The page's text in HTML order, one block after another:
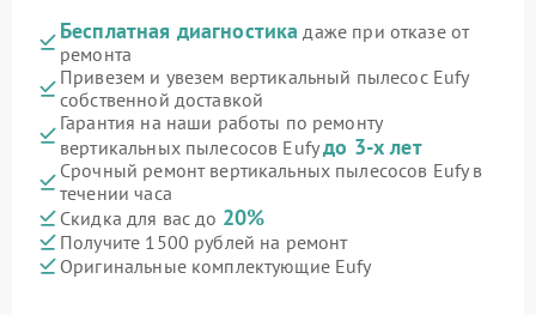
Бесплатная диагностика даже при отказе от
ремонта
Привезем и увезем вертикальный пылесос Eufy
собственной доставкой
Гарантия на наши работы по ремонту
вертикальных пылесосов Eufyдо 3-х лет
Срочный ремонт вертикальных пылесосов Eufy в
течении часа
Скидка для вас до 20%
Получите 1500 рублей на ремонт
Оригинальные комплектующие Eufy